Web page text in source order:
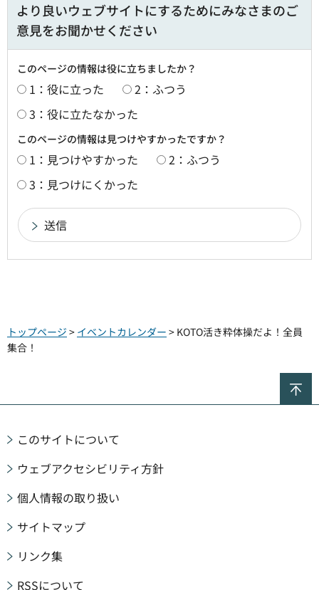
より良いウェブサイトにするためにみなさまのご
意見をお聞かせください
このページの情報は役に立ちましたか？
1：役に立った
2：ふつう
3：役に立たなかった
このページの情報は見つけやすかったですか？
1：見つけやすかった
2：ふつう
3：見つけにくかった
トップページ > イベントカレンダー > KOTO活き粋体操だよ！全員
集合！
このサイトについて
ウェブアクセシビリティ方針
個人情報の取り扱い
サイトマップ
リンク集
RSSについて